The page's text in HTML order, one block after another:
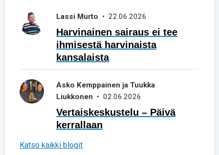
Lassi Murto • 22.06.2026
Harvinainen sairaus ei tee
ihmisestä harvinaista
kansalaista
Asko Kemppainen ja Tuukka
Liukkonen • 02.06.2026
Vertaiskeskustelu – Päivä
kerrallaan
Katso kaikki blogit